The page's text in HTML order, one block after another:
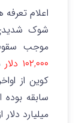
شوک
موجب
۱۰۲,۰۰۰ دلار
کوین از
میلیارد